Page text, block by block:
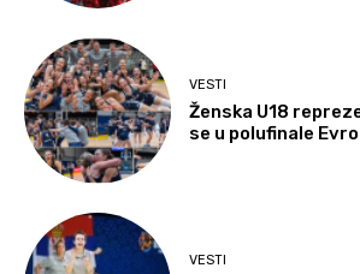
VESTI
Ženska U18
se u polufinale
VESTI